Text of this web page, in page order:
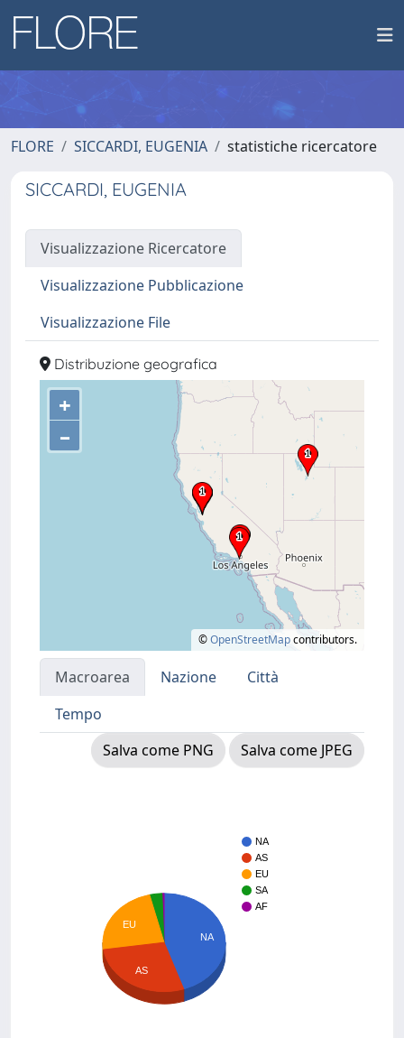
FLORE SICCARDI, EUGENIA statistiche ricercatore
SICCARDI, EUGENIA
Visualizzazione Ricercatore
Visualizzazione Pubblicazione
Visualizzazione File
Distribuzione geografica
+
–
©OpenStreetMapcontributors.
Macroarea Nazione
Città
Tempo
Salva come PNG
Salva come JPEG
NA
AS
EU
SA
AF
NA
EU
AS